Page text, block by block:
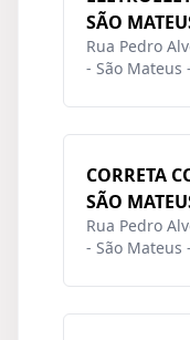
SÃO
Rua Pedro
- São Mateus
CORRETA
SÃO
Rua Pedro
- São Mateus